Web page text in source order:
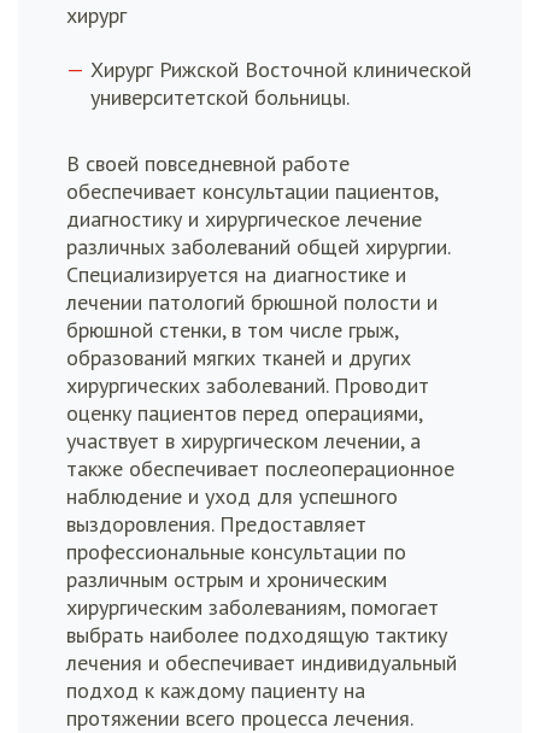
хирург
Хирург Рижской Восточной клинической
университетской больницы.
В своей повседневной работе
обеспечивает консультации пациентов,
диагностику и хирургическое лечение
различных заболеваний общей хирургии.
Специализируется на диагностике и
лечении патологий брюшной полости и
брюшной стенки, в том числе грыж,
образований мягких тканей и других
хирургических заболеваний. Проводит
оценку пациентов перед операциями,
участвует в хирургическом лечении, а
также обеспечивает послеоперационное
наблюдение и уход для успешного
выздоровления. Предоставляет
профессиональные консультации по
различным острым и хроническим
хирургическим заболеваниям, помогает
выбрать наиболее подходящую тактику
лечения и обеспечивает индивидуальный
подход к каждому пациенту на
протяжении всего процесса лечения.